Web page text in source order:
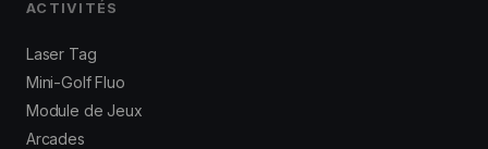
ACTIVITÉS
Laser Tag
Mini-Golf Fluo
Module de Jeux
Arcades